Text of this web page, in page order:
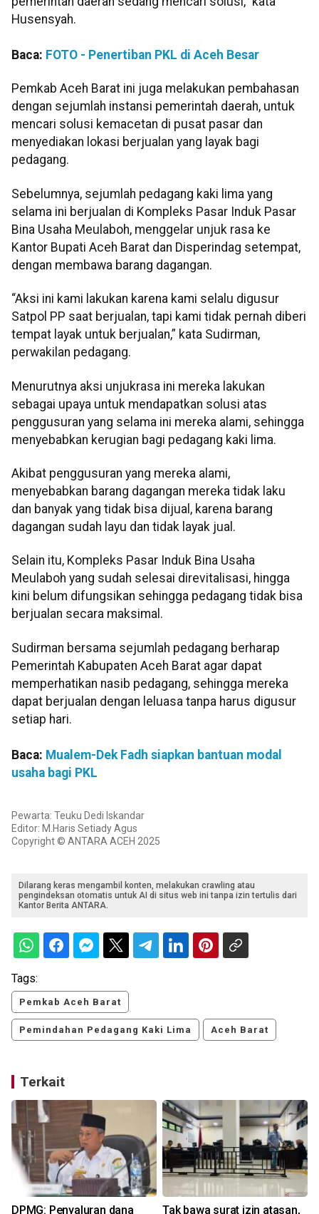
Husensyah.
Baca: FOTO - Penertiban PKL di Aceh Besar
Pemkab Aceh Barat ini juga melakukan pembahasan
dengan sejumlah instansi pemerintah daerah, untuk
mencari solusi kemacetan di pusat pasar dan
menyediakan lokasi berjualan yang layak bagi
pedagang.
Sebelumnya, sejumlah pedagang kaki lima yang
selama ini berjualan di Kompleks Pasar Induk Pasar
Bina Usaha Meulaboh, menggelar unjuk rasa ke
Kantor Bupati Aceh Barat dan Disperindag setempat,
dengan membawa barang dagangan.
“Aksi ini kami lakukan karena kami selalu digusur
Satpol PP saat berjualan, tapi kami tidak pernah diberi
tempat layak untuk berjualan,” kata Sudirman,
perwakilan pedagang.
Menurutnya aksi unjukrasa ini mereka lakukan
sebagai upaya untuk mendapatkan solusi atas
penggusuran yang selama ini mereka alami, sehingga
menyebabkan kerugian bagi pedagang kaki lima.
Akibat penggusuran yang mereka alami,
menyebabkan barang dagangan mereka tidak laku
dan banyak yang tidak bisa dijual, karena barang
dagangan sudah layu dan tidak layak jual.
Selain itu, Kompleks Pasar Induk Bina Usaha
Meulaboh yang sudah selesai direvitalisasi, hingga
kini belum difungsikan sehingga pedagang tidak bisa
berjualan secara maksimal.
Sudirman bersama sejumlah pedagang berharap
Pemerintah Kabupaten Aceh Barat agar dapat
memperhatikan nasib pedagang, sehingga mereka
dapat berjualan dengan leluasa tanpa harus digusur
setiap hari.
Baca: Mualem-Dek Fadh siapkan bantuan modal
usaha bagi PKL
Pewarta: Teuku Dedi Iskandar
Editor: M.Haris Setiady Agus
Copyright © ANTARA ACEH 2025
Dilarang keras mengambil konten, melakukan crawling atau
pengindeksan otomatis untuk AI di situs web ini tanpa izin tertulis dari
Kantor Berita ANTARA.
Tags:
Pemkab Aceh Barat
Pemindahan Pedagang Kaki Lima Aceh Barat
Terkait
DPMG: Penyaluran dana Tak bawa surat izin atasan,